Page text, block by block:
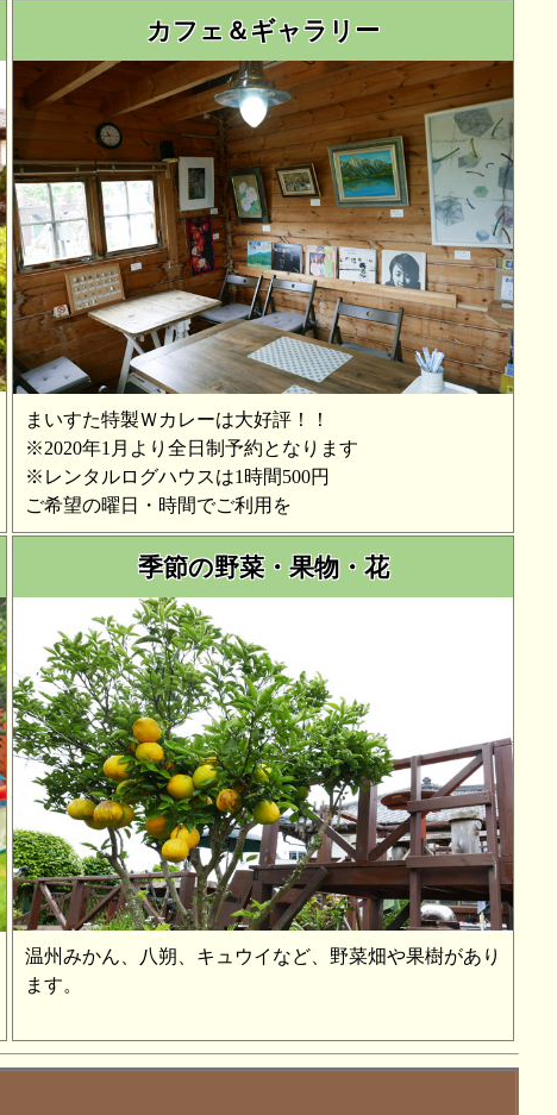
カフェ＆ギャラリー
まいすた特製Ｗカレーは大好評！！
※2020年1月より全日制予約となります
※レンタルログハウスは1時間500円
ご希望の曜日・時間でご利用を
季節の野菜・果物・花
温州みかん、八朔、キュウイなど、野菜畑や果樹があり
ます。